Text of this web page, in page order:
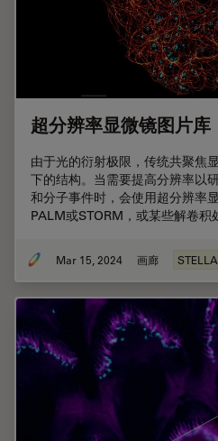
超分辨率显微镜图片库
由于光的衍射极限，传统共聚焦
下的结构。当需要提高分辨率以
和分子事件时，会使用超分辨率
PALM或STORM，或某些解卷积
Mar 15, 2024 画廊